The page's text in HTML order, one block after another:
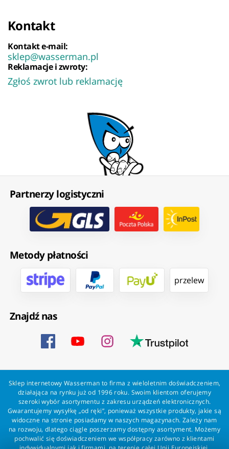
Kontakt
Kontakt e-mail:
sklep@wasserman.pl
Reklamacje i zwroty:
Zgłoś zwrot lub reklamację
Partnerzy logistyczni
Metody płatności
przelew
Znajdź nas
Sklep internetowy Wasserman to firma z wieloletnim doświadczeniem,
działająca na rynku już od 1996 roku. Swoim klientom oferujemy
szeroki wybór asortymentu z zakresu urządzeń elektronicznych.
Gwarantujemy wysyłkę „od ręki”, ponieważ wszystkie produkty, jakie są
widoczne na stronie posiadamy w naszych magazynach. Zależy nam
na rozwoju, dlatego ciągle poszerzamy dostępny asortyment. Możemy
pochwalić się doświadczeniem we współpracy zarówno z klientami